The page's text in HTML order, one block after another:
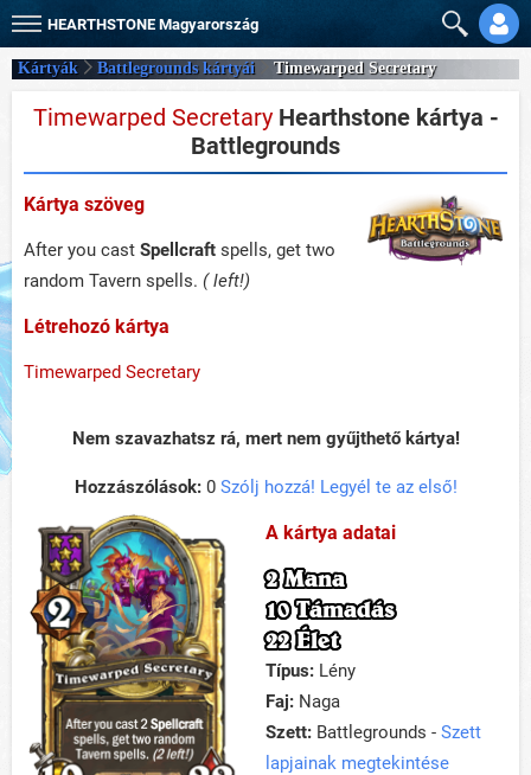
HEARTHSTONE Magyarország
Kártyák Battlegrounds kártyái Timewarped Secretary
Timewarped SecretaryHearthstone kártya -
Battlegrounds
Kártya szöveg
After you cast Spellcraft spells, get two
random Tavern spells. ( left!)
Létrehozó kártya
Timewarped Secretary
Nem szavazhatsz rá, mert nem gyűjthető kártya!
Hozzászólások:0 Szólj hozzá! Legyél te az első!
A kártya adatai
2 Mana
10 Támadás
22 Élet
Típus: Lény
Faj: Naga
Szett: Battlegrounds - Szett
lapjainak megtekintése